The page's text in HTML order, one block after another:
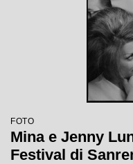
FOTO
Mina e Jenny
Festival di